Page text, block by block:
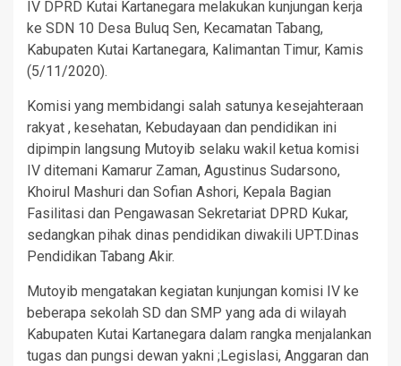
IV DPRD Kutai Kartanegara melakukan kunjungan kerja
ke SDN 10 Desa Buluq Sen, Kecamatan Tabang,
Kabupaten Kutai Kartanegara, Kalimantan Timur, Kamis
(5/11/2020).
Komisi yang membidangi salah satunya kesejahteraan
rakyat , kesehatan, Kebudayaan dan pendidikan ini
dipimpin langsung Mutoyib selaku wakil ketua komisi
IV ditemani Kamarur Zaman, Agustinus Sudarsono,
Khoirul Mashuri dan Sofian Ashori, Kepala Bagian
Fasilitasi dan Pengawasan Sekretariat DPRD Kukar,
sedangkan pihak dinas pendidikan diwakili UPT.Dinas
Pendidikan Tabang Akir.
Mutoyib mengatakan kegiatan kunjungan komisi IV ke
beberapa sekolah SD dan SMP yang ada di wilayah
Kabupaten Kutai Kartanegara dalam rangka menjalankan
tugas dan pungsi dewan yakni ;Legislasi, Anggaran dan